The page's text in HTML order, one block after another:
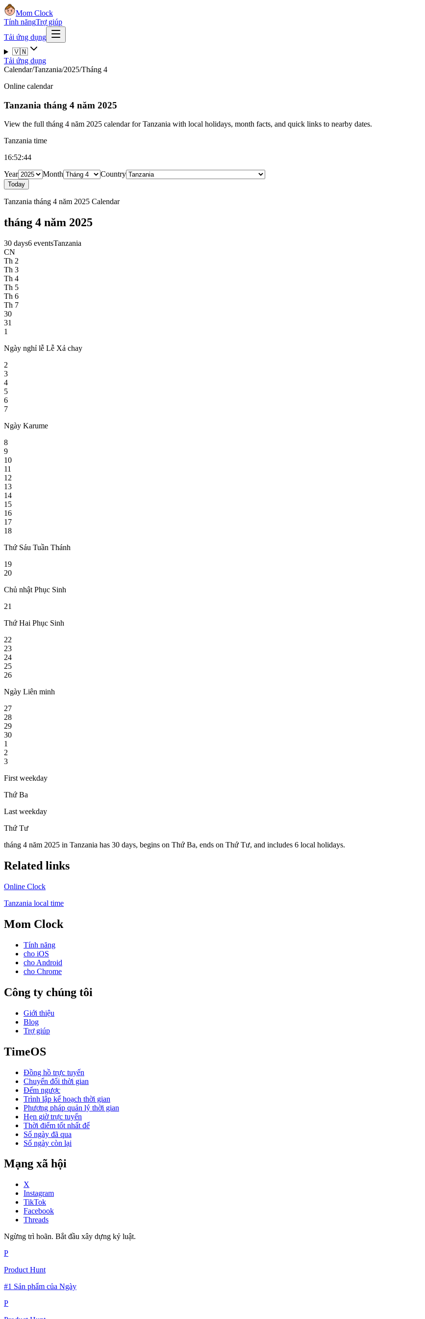
Mom Clock
Tính năngTrợ giúp
Tải ứng dụng
🇻🇳
Tải ứng dụng
Calendar/Tanzania/2025/Tháng 4
Online calendar
Tanzania tháng 4 năm 2025
View the full tháng 4 năm 2025 calendar for Tanzania with local holidays, month facts, and quick links to nearby dates.
Tanzania time
16:52:45
Year
Month Country
Today
Tanzania tháng 4 năm 2025 Calendar
tháng 4 năm 2025
30 days6 eventsTanzania
CN
Th 2
Th 3
Th 4
Th 5
Th 6
Th 7
30
31
1
Ngày nghỉ lễ Lễ Xả chay
2
3
4
5
6
7
Ngày Karume
8
9
10
11
12
13
14
15
16
17
18
Thứ Sáu Tuần Thánh
19
20
Chủ nhật Phục Sinh
21
Thứ Hai Phục Sinh
22
23
24
25
26
Ngày Liên minh
27
28
29
30
1
2
3
First weekday
Thứ Ba
Last weekday
Thứ Tư
tháng 4 năm 2025 in Tanzania has 30 days, begins on Thứ Ba, ends on Thứ Tư, and includes 6 local holidays.
Related links
Online Clock
Tanzania local time
Mom Clock
Tính năng
cho iOS
cho Android
cho Chrome
Công ty chúng tôi
Giới thiệu
Blog
Trợ giúp
TimeOS
Đồng hồ trực tuyến
Chuyển đổi thời gian
Đếm ngược
Trình lập kế hoạch thời gian
Phương pháp quản lý thời gian
Hẹn giờ trực tuyến
Thời điểm tốt nhất để
Số ngày đã qua
Số ngày còn lại
Mạng xã hội
X
Instagram
TikTok
Facebook
Threads
Ngừng trì hoãn. Bắt đầu xây dựng kỷ luật.
P
Product Hunt
#1 Sản phẩm của Ngày
P